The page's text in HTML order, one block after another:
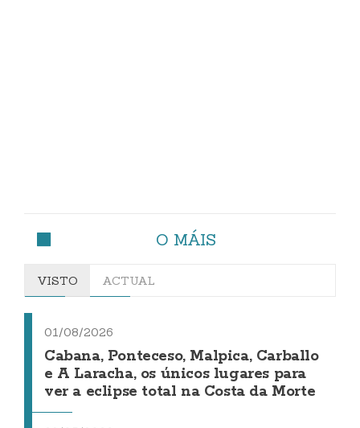
O MÁIS
VISTO ACTUAL
01/08/2026
Cabana, Ponteceso, Malpica, Carballo
e A Laracha, os únicos lugares para
ver a eclipse total na Costa da Morte